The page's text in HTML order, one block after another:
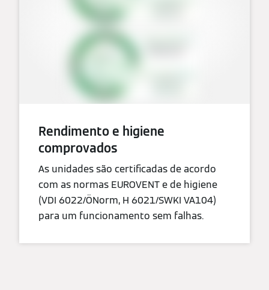
Rendimento e higiene
comprovados
As unidades são certificadas de acordo
com as normas EUROVENT e de higiene
(VDI 6022/ÖNorm, H 6021/SWKI VA104)
para um funcionamento sem falhas.